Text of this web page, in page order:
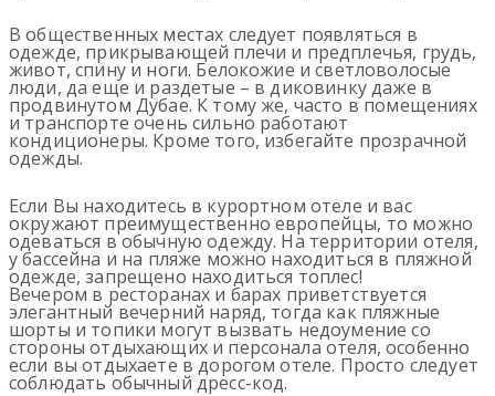
В общественных местах следует появляться в
одежде, прикрывающей плечи и предплечья, грудь,
живот, спину и ноги. Белокожие и светловолосые
люди, да еще и раздетые – в диковинку даже в
продвинутом Дубае. К тому же, часто в помещениях
и транспорте очень сильно работают
кондиционеры. Кроме того, избегайте прозрачной
одежды.
Если Вы находитесь в курортном отеле и вас
окружают преимущественно европейцы, то можно
одеваться в обычную одежду. На территории отеля,
у бассейна и на пляже можно находиться в пляжной
одежде, запрещено находиться топлес!
Вечером в ресторанах и барах приветствуется
элегантный вечерний наряд, тогда как пляжные
шорты и топики могут вызвать недоумение со
стороны отдыхающих и персонала отеля, особенно
если вы отдыхаете в дорогом отеле. Просто следует
соблюдать обычный дресс-код.